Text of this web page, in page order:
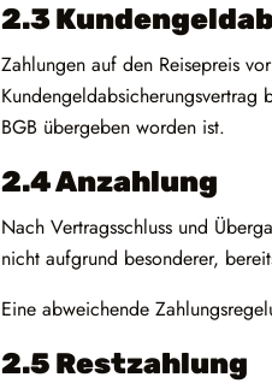
2.3
Zahlungen auf den Reisepreis
BGB übergeben worden ist.
2.4 Anzahlung
Nach Vertragsschluss und
nicht aufgrund besonderer,
Eine abweichende
2.5 Restzahlung